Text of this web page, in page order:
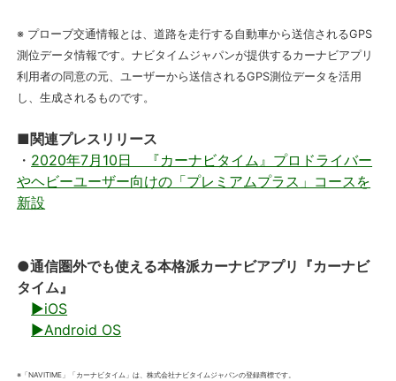
※ プローブ交通情報とは、道路を走行する自動車から送信されるGPS
測位データ情報です。ナビタイムジャパンが提供するカーナビアプリ
利用者の同意の元、ユーザーから送信されるGPS測位データを活用
し、生成されるものです。
■関連プレスリリース
・ 2020年7月10日 『カーナビタイム』プロドライバー
やヘビーユーザー向けの「プレミアムプラス」コースを
新設
●通信圏外でも使える本格派カーナビアプリ『カーナビ
タイム』
▶iOS
▶Android OS
※「NAVITIME」「カーナビタイム」は、株式会社ナビタイムジャパンの登録商標です。